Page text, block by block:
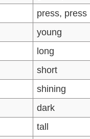
press, press
young
long
short
shining
dark
tall